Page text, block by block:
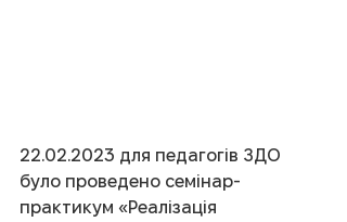
22.02.2023 для педагогів ЗДО
було проведено семінар-
практикум «Реалізація